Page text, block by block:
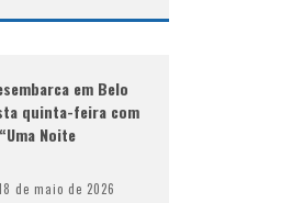
em Belo
quinta-feira com
Noite
de maio de 2026